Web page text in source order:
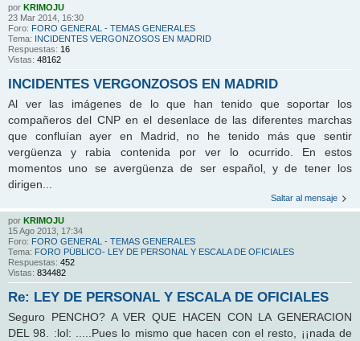
por KRIMOJU
23 Mar 2014, 16:30
Foro: FORO GENERAL - TEMAS GENERALES
Tema:
INCIDENTES VERGONZOSOS EN MADRID
Respuestas: 16
Vistas: 48162
INCIDENTES VERGONZOSOS EN MADRID
Al ver las imágenes de lo que han tenido que soportar los
compañeros del CNP en el desenlace de las diferentes marchas
que confluían ayer en Madrid, no he tenido más que sentir
vergüenza y rabia contenida por ver lo ocurrido. En estos
momentos uno se avergüenza de ser español, y de tener los
dirigen...
Saltar al mensaje
por KRIMOJU
15 Ago 2013, 17:34
Foro: FORO GENERAL - TEMAS GENERALES
Tema: FORO PÚBLICO- LEY DE PERSONAL Y ESCALA DE OFICIALES
Respuestas: 452
Vistas: 834482
Re: LEY DE PERSONAL Y ESCALA DE OFICIALES
Seguro PENCHO? A VER QUE HACEN CON LA GENERACION
DEL 98. :lol: .....Pues lo mismo que hacen con el resto, ¡¡nada de